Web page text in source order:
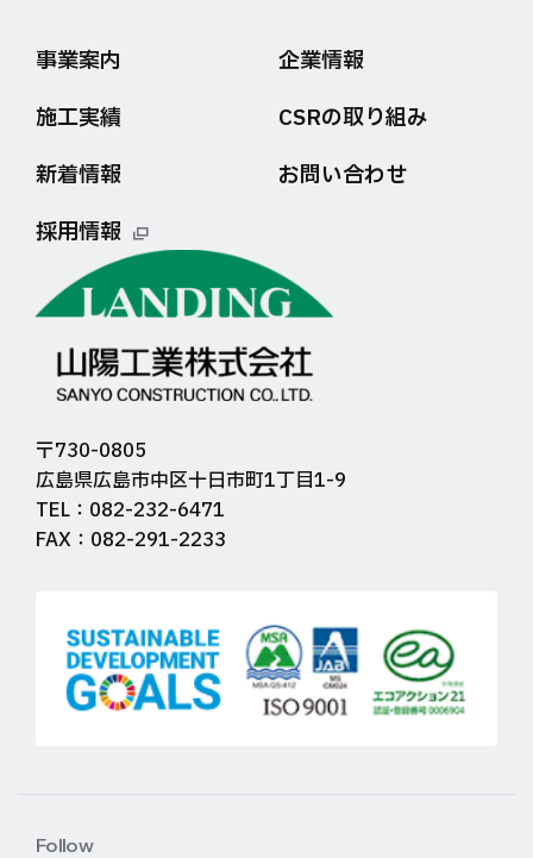
事業案内
企業情報
施工実績
CSRの取り組み
新着情報
お問い合わせ
採用情報
〒730-0805
広島県広島市中区十日市町1丁目1-9
TEL：082-232-6471
FAX：082-291-2233
Follow